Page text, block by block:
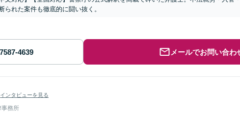
れた案件も徹底的に闘い抜く。
メールでお問い合わ
インタビューを見る
事務所